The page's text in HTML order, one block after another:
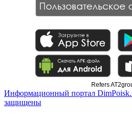
Refers
Информационный портал
защищены